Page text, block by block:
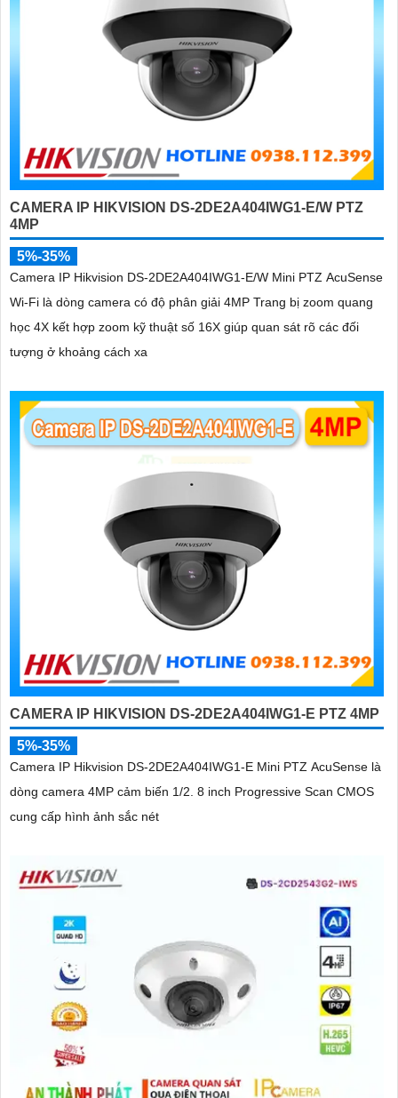
CAMERA IP HIKVISION DS-2DE2A404IWG1-E/W PTZ
4MP
5%-35%
Camera IP Hikvision DS-2DE2A404IWG1-E/W Mini PTZ AcuSense
Wi-Fi là dòng camera có độ phân giải 4MP Trang bị zoom quang
học 4X kết hợp zoom kỹ thuật số 16X giúp quan sát rõ các đối
tượng ở khoảng cách xa
CAMERA IP HIKVISION DS-2DE2A404IWG1-E PTZ 4MP
5%-35%
Camera IP Hikvision DS-2DE2A404IWG1-E Mini PTZ AcuSense là
dòng camera 4MP cảm biến 1/2. 8 inch Progressive Scan CMOS
cung cấp hình ảnh sắc nét